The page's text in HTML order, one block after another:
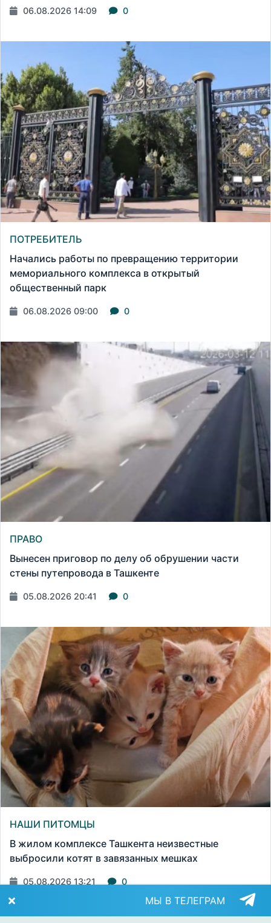
06.08.2026 14:09 0
ПОТРЕБИТЕЛЬ
Начались работы по превращению территории
мемориального комплекса в открытый
общественный парк
06.08.2026 09:00 0
ПРАВО
Вынесен приговор по делу об обрушении части
стены путепровода в Ташкенте
05.08.2026 20:41 0
НАШИ ПИТОМЦЫ
В жилом комплексе Ташкента неизвестные
выбросили котят в завязанных мешках
05.08.2026 13:21 0
МЫ В ТЕЛЕГРАМ